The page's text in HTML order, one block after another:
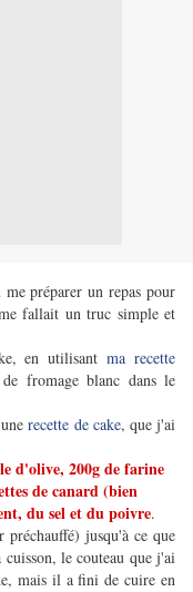
préparer un repas pour
fallait un truc simple et
en utilisantma recette
fromage blanc dans le
recette de cake, que j'ai
d'olive, 200g de farine
de canard (bien
du sel et du poivre.
jusqu'à ce que
le couteau que j'ai
mais il a fini de cuire en